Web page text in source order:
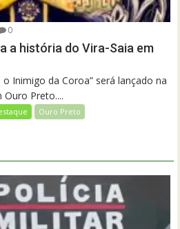
0
a história do Vira-Saia em
o Inimigo da Coroa” será lançado na
Preto....
Ouro Preto